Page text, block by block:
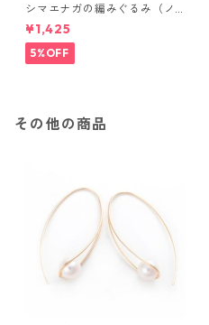
シマエナガの編みぐるみ（ノ
ーマル）
¥1,425
5%OFF
その他の商品